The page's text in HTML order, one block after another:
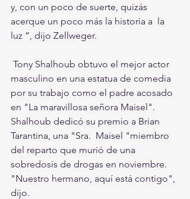
y, con un poco de suerte, quizás
acerque un poco más la historia a  la
luz ”, dijo Zellweger.
masculino en una estatua de comedia
por su trabajo como el padre acosado
en "La maravillosa señora Maisel".
Shalhoub dedicó su premio a Brian
Tarantina, una "Sra.  Maisel "miembro
del reparto que murió de una
sobredosis de drogas en noviembre.
"Nuestro hermano, aquí está contigo",
dijo.